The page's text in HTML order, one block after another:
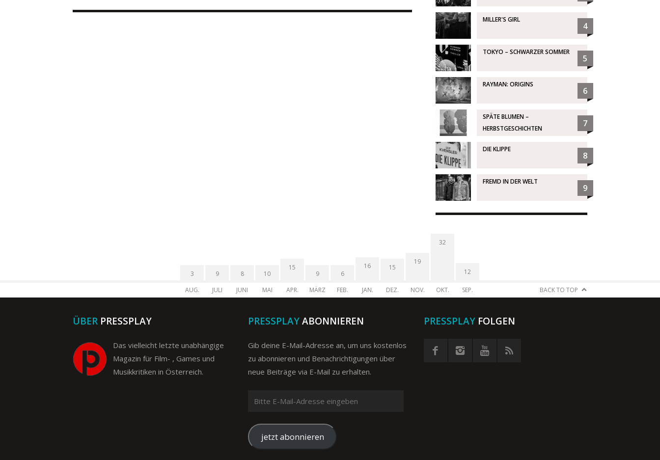
MILLER'S GIRL
4
TOKYO – SCHWARZER SOMMER
5
RAYMAN: ORIGINS
6
SPÄTE BLUMEN –
HERBSTGESCHICHTEN
7
DIE KLIPPE
8
FREMD IN DER WELT
9
3
AUG.
9
JULI
8
JUNI
10
MAI
15
APR.
9
MÄRZ
6
FEB.
16
JAN.
15
DEZ.
19
NOV.
32
OKT.
12
SEP. BACK TO TOP
ÜBER PRESSPLAY
Das vielleicht letzte unabhängige
Magazin für Film- , Games und
Musikkritiken in Österreich.
PRESSPLAYABONNIEREN
Gib deine E-Mail-Adresse an, um uns kostenlos
zu abonnieren und Benachrichtigungen über
neue Beiträge via E-Mail zu erhalten.
Mail-
Adresse
eingeben
jetzt abonnieren
PRESSPLAYFOLGEN